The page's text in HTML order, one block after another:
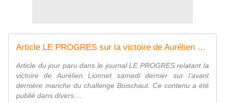
Article LE PROGRES sur la victoire de Aurélien Lionnet
Article du jour paru dans le journal LE PROGRES relatant la
victoire de Aurélien Lionnet samedi dernier sur l'avant
dernière manche du challenge Boischaut. Ce contenu a été
publié dans divers....